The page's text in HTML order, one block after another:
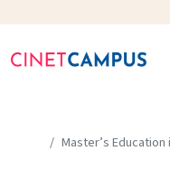
Master’s